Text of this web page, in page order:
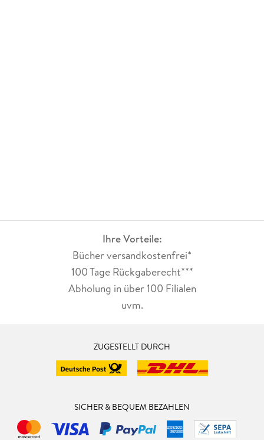
Ihre Vorteile:
Bücher versandkostenfrei*
100 Tage Rückgaberecht***
Abholung in über 100 Filialen
uvm.
ZUGESTELLT DURCH
SICHER & BEQUEM BEZAHLEN